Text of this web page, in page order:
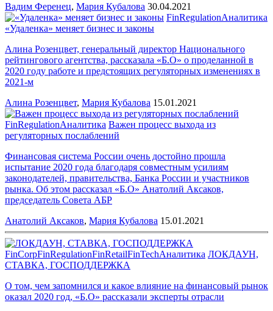
Вадим Ференец, Мария Кубалова 30.04.2021
FinRegulationАналитика
«Удаленка» меняет бизнес и законы
Алина Розенцвет, генеральный директор Национального
рейтингового агентства, рассказала «Б.О» о проделанной в
2020 году работе и предстоящих регуляторных изменениях в
2021-м
Алина Розенцвет, Мария Кубалова 15.01.2021
FinRegulationАналитика Важен процесс выхода из
регуляторных послаблений
Финансовая система России очень достойно прошла
испытание 2020 года благодаря совместным усилиям
законодателей, правительства, Банка России и участников
рынка. Об этом рассказал «Б.О» Анатолий Аксаков,
председатель Совета АБР
Анатолий Аксаков, Мария Кубалова 15.01.2021
FinCorpFinRegulationFinRetailFinTechАналитика ЛОКДАУН,
СТАВКА, ГОСПОДДЕРЖКА
О том, чем запомнился и какое влияние на финансовый рынок
оказал 2020 год, «Б.О» рассказали эксперты отрасли